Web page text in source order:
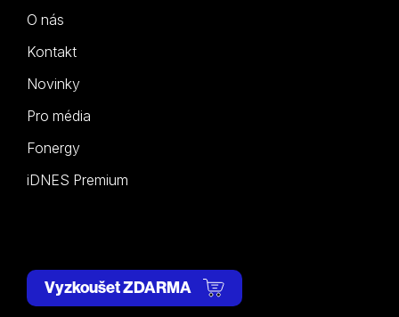
O nás
Kontakt
Novinky
Pro média
Fonergy
iDNES Premium
Vyzkoušet ZDARMA